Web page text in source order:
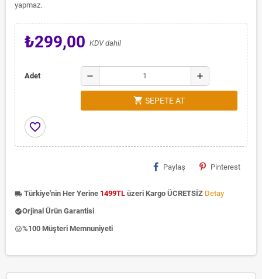
yapmaz.
₺299,00 KDV dahil
Adet remove add
shopping_cart SEPETE AT
favorite_border
Paylaş Pinterest
local_shipping Türkiye'nin Her Yerine 1499TL üzeri Kargo ÜCRETSİZ Detay
check_circleOrjinal Ürün Garantisi
insert_emoticon%100 Müşteri Memnuniyeti